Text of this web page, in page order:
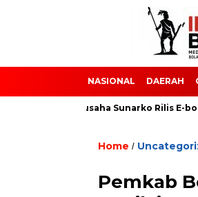
NASIONAL DAERAH
Pengusaha Sunarko Rilis E-book
Home /
Pemkab